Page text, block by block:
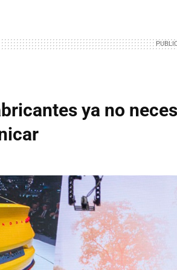
ya no